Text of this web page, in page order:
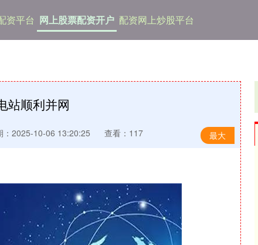
资平台 网上股票配资开户 配资网上炒股平台
站顺利并网
最大
：2025-10-06 13:20:25 查看：117